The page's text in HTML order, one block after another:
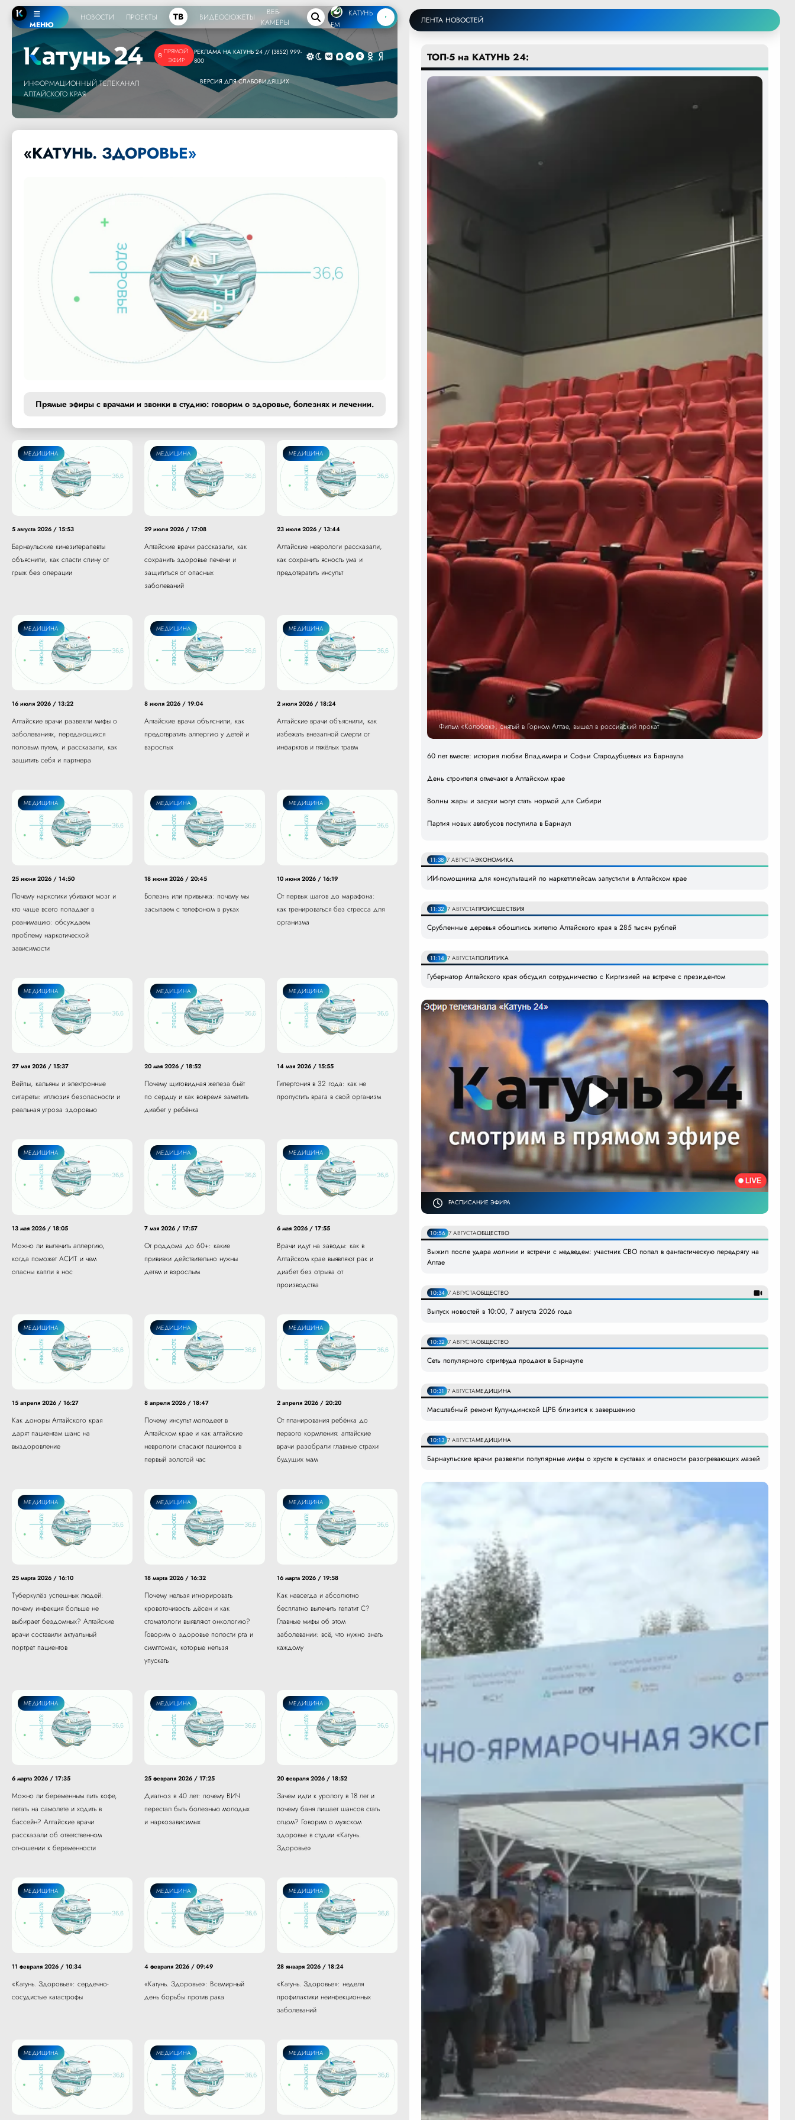
МЕНЮ
НОВОСТИ ПРОЕКТЫ ТВ ВИДЕОСЮЖЕТЫ
ВЕБ-
КАМЕРЫ
КАТУНЬ
FM
ПРЯМОЙ
ЭФИР
ИНФОРМАЦИОННЫЙ ТЕЛЕКАНАЛ
АЛТАЙСКОГО КРАЯ
РЕКЛАМА НА КАТУНЬ 24 // (3852) 999-
800
ВЕРСИЯ ДЛЯ СЛАБОВИДЯЩИХ
«КАТУНЬ. ЗДОРОВЬЕ»
Прямые эфиры с врачами и звонки в студию: говорим о здоровье, болезнях и лечении.
МЕДИЦИНА
5 августа 2026 / 15:53
Барнаульские кинезитерапевты
объяснили, как спасти спину от
грыж без операции
МЕДИЦИНА
29 июля 2026 / 17:08
Алтайские врачи рассказали, как
сохранить здоровье печени и
защититься от опасных
заболеваний
МЕДИЦИНА
23 июля 2026 / 13:44
Алтайские неврологи рассказали,
как сохранить ясность ума и
предотвратить инсульт
МЕДИЦИНА
16 июля 2026 / 13:22
Алтайские врачи развеяли мифы о
заболеваниях, передающихся
половым путем, и рассказали, как
защитить себя и партнера
МЕДИЦИНА
8 июля 2026 / 19:04
Алтайские врачи объяснили, как
предотвратить аллергию у детей и
взрослых
МЕДИЦИНА
2 июля 2026 / 18:24
Алтайские врачи объяснили, как
избежать внезапной смерти от
инфарктов и тяжёлых травм
МЕДИЦИНА
25 июня 2026 / 14:50
Почему наркотики убивают мозг и
кто чаще всего попадает в
реанимацию: обсуждаем
проблему наркотической
зависимости
МЕДИЦИНА
18 июня 2026 / 20:45
Болезнь или привычка: почему мы
засыпаем с телефоном в руках
МЕДИЦИНА
10 июня 2026 / 16:19
От первых шагов до марафона:
как тренироваться без стресса для
организма
МЕДИЦИНА
27 мая 2026 / 15:37
Вейпы, кальяны и электронные
сигареты: иллюзия безопасности и
реальная угроза здоровью
МЕДИЦИНА
20 мая 2026 / 18:52
Почему щитовидная железа бьёт
по сердцу и как вовремя заметить
диабет у ребёнка
МЕДИЦИНА
14 мая 2026 / 15:55
Гипертония в 32 года: как не
пропустить врага в свой организм
МЕДИЦИНА
13 мая 2026 / 18:05
Можно ли вылечить аллергию,
когда поможет АСИТ и чем
опасны капли в нос
МЕДИЦИНА
7 мая 2026 / 17:57
От роддома до 60+: какие
прививки действительно нужны
детям и взрослым
МЕДИЦИНА
6 мая 2026 / 17:55
Врачи идут на заводы: как в
Алтайском крае выявляют рак и
диабет без отрыва от
производства
МЕДИЦИНА
15 апреля 2026 / 16:27
Как доноры Алтайского края
дарят пациентам шанс на
выздоровление
МЕДИЦИНА
8 апреля 2026 / 18:47
Почему инсульт молодеет в
Алтайском крае и как алтайские
неврологи спасают пациентов в
первый золотой час
МЕДИЦИНА
2 апреля 2026 / 20:20
От планирования ребёнка до
первого кормления: алтайские
врачи разобрали главные страхи
будущих мам
МЕДИЦИНА
25 марта 2026 / 16:10
Туберкулёз успешных людей:
почему инфекция больше не
выбирает бездомных? Алтайские
врачи составили актуальный
портрет пациентов
МЕДИЦИНА
18 марта 2026 / 16:32
Почему нельзя игнорировать
кровоточивость дёсен и как
стоматологи выявляют онкологию?
Говорим о здоровье полости рта и
симптомах, которые нельзя
упускать
МЕДИЦИНА
16 марта 2026 / 19:58
Как навсегда и абсолютно
бесплатно вылечить гепатит С?
Главные мифы об этом
заболевании: всё, что нужно знать
каждому
МЕДИЦИНА
6 марта 2026 / 17:35
Можно ли беременным пить кофе,
летать на самолете и ходить в
бассейн? Алтайские врачи
рассказали об ответственном
отношении к беременности
МЕДИЦИНА
25 февраля 2026 / 17:25
Диагноз в 40 лет: почему ВИЧ
перестал быть болезнью молодых
и наркозависимых
МЕДИЦИНА
20 февраля 2026 / 18:52
Зачем идти к урологу в 18 лет и
почему баня лишает шансов стать
отцом? Говорим о мужском
здоровье в студии «Катунь.
Здоровье»
МЕДИЦИНА
11 февраля 2026 / 10:34
«Катунь. Здоровье»: сердечно-
сосудистые катастрофы
МЕДИЦИНА
4 февраля 2026 / 09:49
«Катунь. Здоровье»: Всемирный
день борьбы против рака
МЕДИЦИНА
28 января 2026 / 18:24
«Катунь. Здоровье»: неделя
профилактики неинфекционных
заболеваний
МЕДИЦИНА МЕДИЦИНА МЕДИЦИНА
ЛЕНТА НОВОСТЕЙ
ТОП-5 на КАТУНЬ 24:
Фильм «Колобок», снятый в Горном Алтае, вышел в российский прокат
60 лет вместе: история любви Владимира и Софьи Стародубцевых из Барнаула
День строителя отмечают в Алтайском крае
Волны жары и засухи могут стать нормой для Сибири
Партия новых автобусов поступила в Барнаул
11:38 7 АВГУСТАЭКОНОМИКА
ИИ-помощника для консультаций по маркетплейсам запустили в Алтайском крае
11:32 7 АВГУСТАПРОИСШЕСТВИЯ
Срубленные деревья обошлись жителю Алтайского края в 285 тысяч рублей
11:14 7 АВГУСТАПОЛИТИКА
Губернатор Алтайского края обсудил сотрудничество с Киргизией на встрече с президентом
РАСПИСАНИЕ ЭФИРА
10:56 7 АВГУСТАОБЩЕСТВО
Выжил после удара молнии и встречи с медведем: участник СВО попал в фантастическую передрягу на
Алтае
10:34 7 АВГУСТАОБЩЕСТВО
Выпуск новостей в 10:00, 7 августа 2026 года
10:32 7 АВГУСТАОБЩЕСТВО
Сеть популярного стритфуда продают в Барнауле
10:31 7 АВГУСТАМЕДИЦИНА
Масштабный ремонт Кулундинской ЦРБ близится к завершению
10:13 7 АВГУСТАМЕДИЦИНА
Барнаульские врачи развеяли популярные мифы о хрусте в суставах и опасности разогревающих мазей